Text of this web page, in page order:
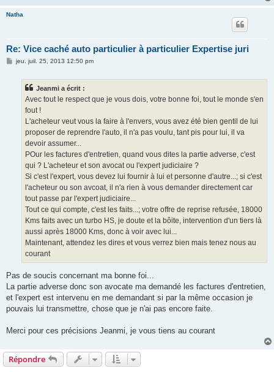
Natha
Re: Vice caché auto particulier à particulier Expertise juri
Mjeu. juil. 25, 2013 12:50 pm
Jeanmi a écrit :
Avec tout le respect que je vous dois, votre bonne foi, tout le monde s'en
fout !
L'acheteur veut vous la faire à l'envers, vous avez été bien gentil de lui
proposer de reprendre l'auto, il n'a pas voulu, tant pis pour lui, il va
devoir assumer...
POur les factures d'entretien, quand vous dites la partie adverse, c'est
qui ? L'acheteur et son avocat ou l'expert judiciaire ?
Si c'est l'expert, vous devez lui fournir à lui et personne d'autre...; si c'est
l'acheteur ou son avcoat, il n'a rien à vous demander directement car
tout passe par l'expert judiciaire...
Tout ce qui compte, c'est les faits...; votre offre de reprise refusée, 18000
Kms faits avec un turbo HS, je doute et la bôite, intervention d'un tiers là
aussi après 18000 Kms, donc à voir avec lui...
Maintenant, attendez les dires et vous verrez bien mais tenez nous au
courant
Pas de soucis concernant ma bonne foi...
La partie adverse donc son avocate ma demandé les factures d'entretien,
et l'expert est intervenu en me demandant si par la même occasion je
pouvais lui transmettre, chose que je n'ai pas encore faite.
Merci pour ces précisions Jeanmi, je vous tiens au courant
Répondre